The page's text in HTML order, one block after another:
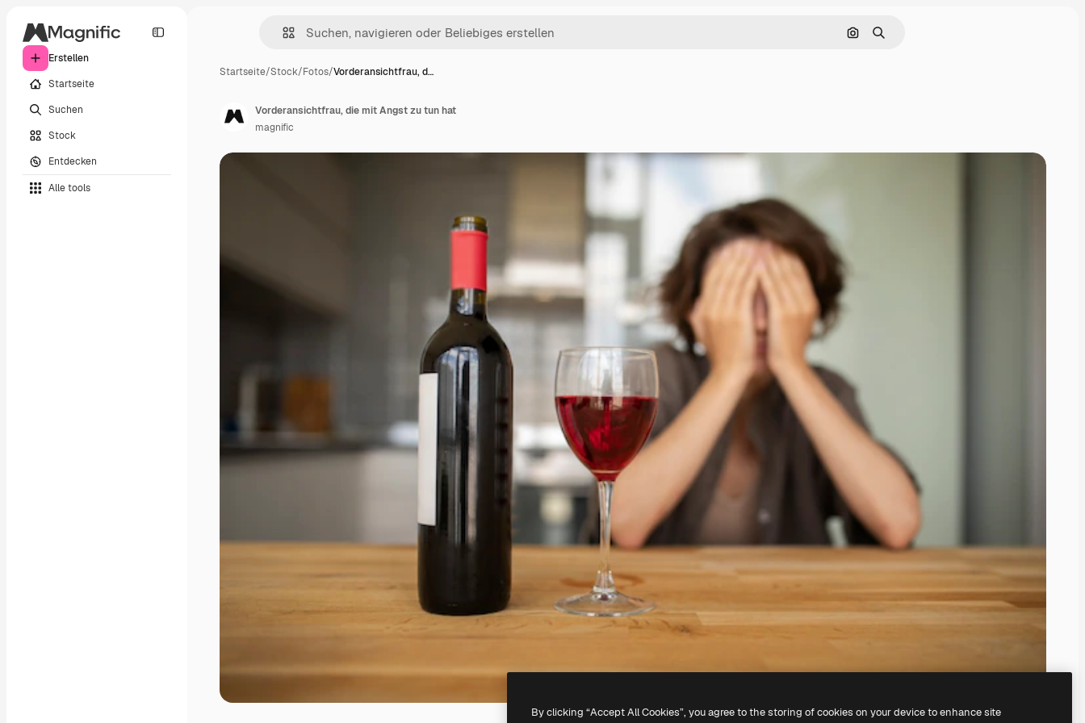
Erstellen
Startseite
Suchen
Stock
Entdecken
Alle tools
Nach Bild suchen
Suchen
Startseite/Stock/Fotos/Vorderansichtfrau, d…
Vorderansichtfrau, die mit Angst zu tun hat
magnific
By clicking “Accept All Cookies”, you agree to the storing of cookies on your device to enhance site